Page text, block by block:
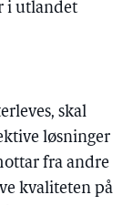
i utlandet
skal
løsninger
fra andre
kvaliteten på